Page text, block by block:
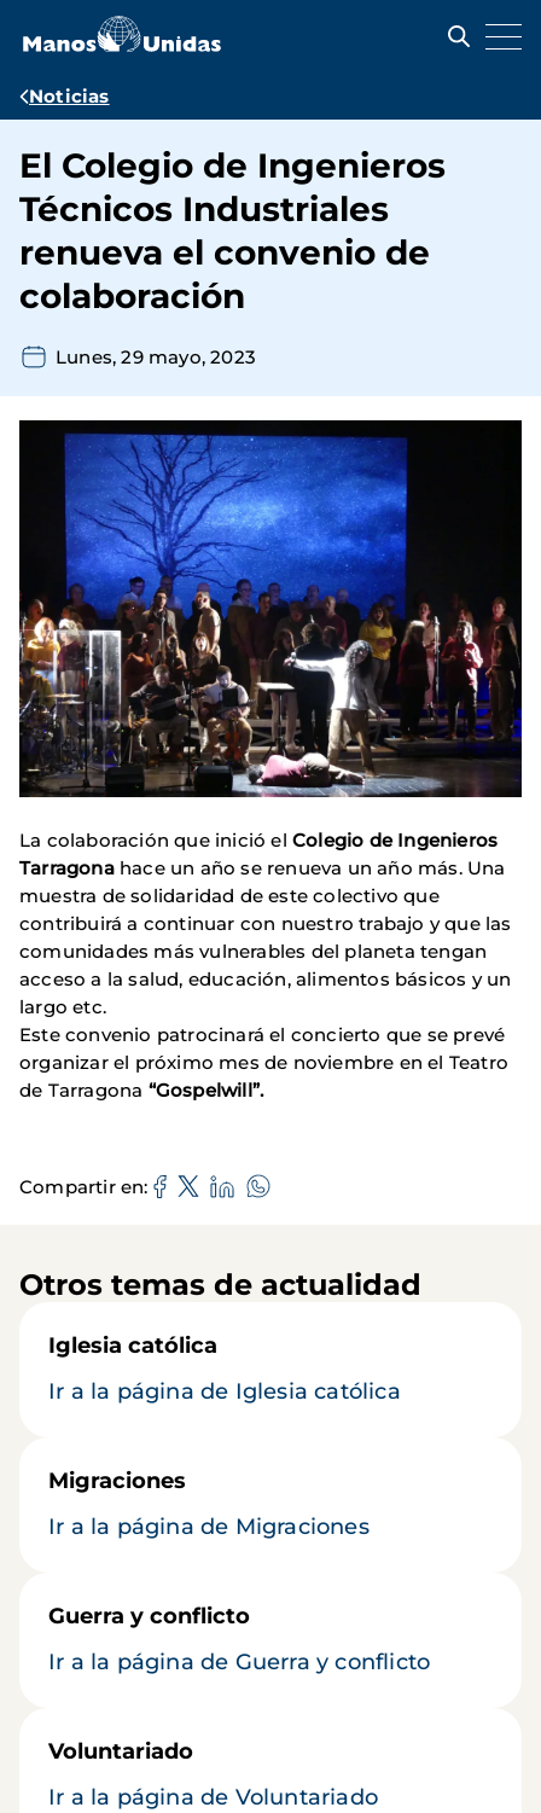
contenido
Ruta
navegación
Noticias
El Colegio de Ingenieros
Técnicos Industriales
renueva el convenio de
colaboración
Lunes, 29 mayo, 2023
La colaboración que inició el Colegio de Ingenieros
Tarragonahace un año se renueva un año más. Una
muestra de solidaridad de este colectivo que
contribuirá a continuar con nuestro trabajo y que las
comunidades más vulnerables del planeta tengan
acceso a la salud, educación, alimentos básicos y un
largo etc.
Este convenio patrocinará el concierto que se prevé
organizar el próximo mes de noviembre en el Teatro
de Tarragona “Gospelwill”.
Compartir en
Otros temas de actualidad
Iglesia católica
Ir a la página de Iglesia católica
Migraciones
Ir a la página de Migraciones
Guerra y conflicto
Ir a la página de Guerra y conflicto
Voluntariado
Ir a la página de Voluntariado